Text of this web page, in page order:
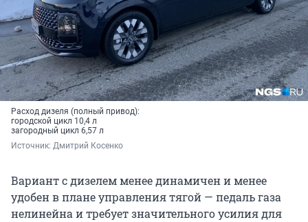
Расход дизеля (полный привод):
городской цикл 10,4 л
загородный цикл 6,57 л
Источник: Дмитрий Косенко
Вариант с дизелем менее динамичен и менее
удобен в плане управления тягой — педаль газа
нелинейна и требует значительного усилия для